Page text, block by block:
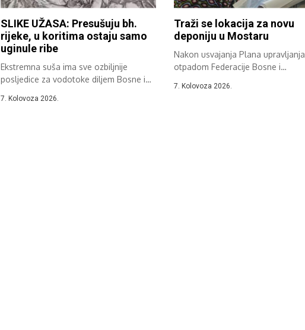
SLIKE UŽASA: Presušuju bh.
rijeke, u koritima ostaju samo
uginule ribe
Ekstremna suša ima sve ozbiljnije
posljedice za vodotoke diljem Bosne i
7. Kolovoza 2026.
Traži se lokacija za novu
deponiju u Mostaru
Nakon usvajanja Plana upravljanja
otpadom Federacije Bosne i
7. Kolovoza 2026.